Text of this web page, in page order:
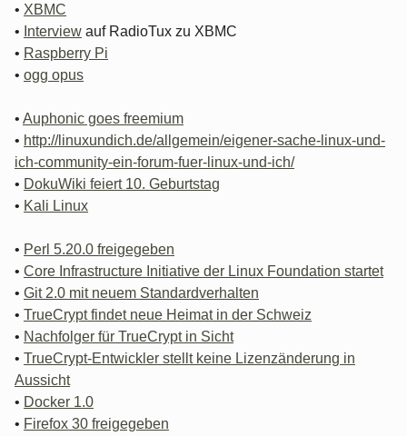
• XBMC
• Interview auf RadioTux zu XBMC
• Raspberry Pi
• ogg opus
• Auphonic goes freemium
• http://linuxundich.de/allgemein/eigener-sache-linux-und-
ich-community-ein-forum-fuer-linux-und-ich/
• DokuWiki feiert 10. Geburtstag
• Kali Linux
• Perl 5.20.0 freigegeben
• Core Infrastructure Initiative der Linux Foundation startet
• Git 2.0 mit neuem Standardverhalten
• TrueCrypt findet neue Heimat in der Schweiz
• Nachfolger für TrueCrypt in Sicht
• TrueCrypt-Entwickler stellt keine Lizenzänderung in
Aussicht
• Docker 1.0
• Firefox 30 freigegeben